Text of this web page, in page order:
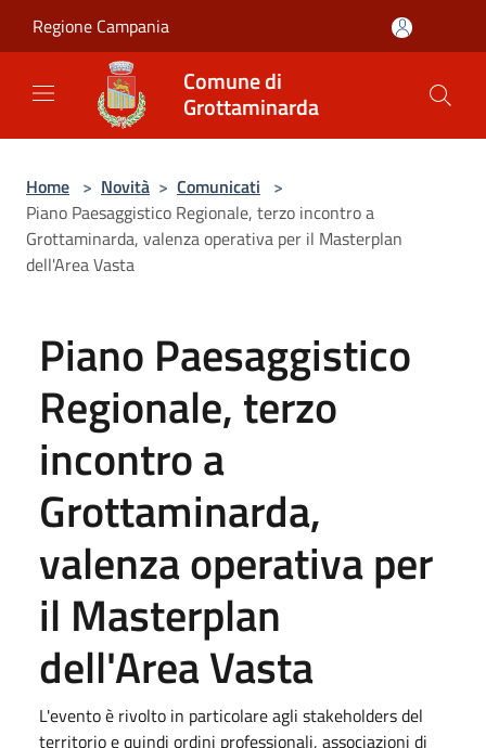
Regione Campania
Comune di
Grottaminarda
Home > Novità > Comunicati >
Piano Paesaggistico Regionale, terzo incontro a
Grottaminarda, valenza operativa per il Masterplan
dell'Area Vasta
Piano Paesaggistico
Regionale, terzo
incontro a
Grottaminarda,
valenza operativa per
il Masterplan
dell'Area Vasta
L'evento è rivolto in particolare agli stakeholders del
territorio e quindi ordini professionali, associazioni di